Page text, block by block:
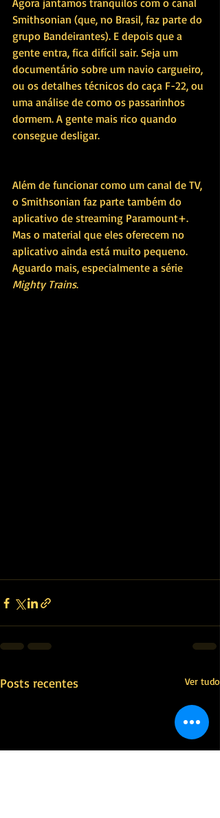
Agora jantamos tranquilos com o canal
Smithsonian (que, no Brasil, faz parte do
grupo Bandeirantes). E depois que a
gente entra, fica difícil sair. Seja um
documentário sobre um navio cargueiro,
ou os detalhes técnicos do caça F-22, ou
uma análise de como os passarinhos
dormem. A gente mais rico quando
consegue desligar.
Além de funcionar como um canal de TV,
o Smithsonian faz parte também do
aplicativo de streaming Paramount+.
Mas o material que eles oferecem no
aplicativo ainda está muito pequeno.
Aguardo mais, especialmente a série
Mighty Trains.
Posts recentes Ver tudo